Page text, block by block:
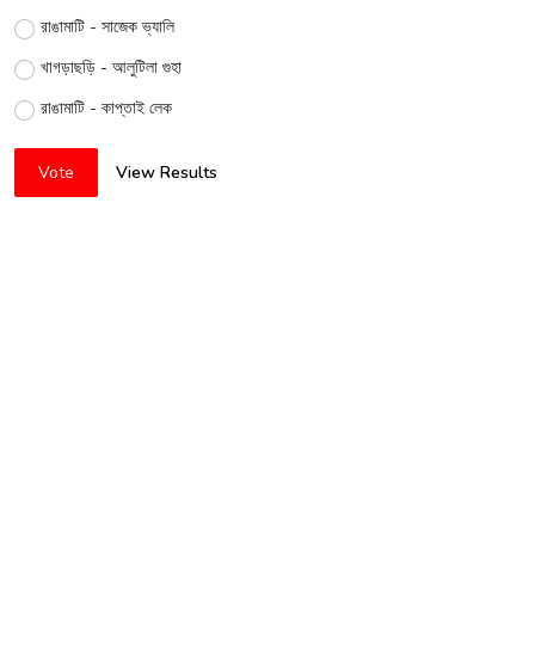
রাঙামাটি - সাজেক ভ্যালি
খাগড়াছড়ি - আলুটিলা গুহা
রাঙামাটি - কাপ্তাই লেক
Vote View Results